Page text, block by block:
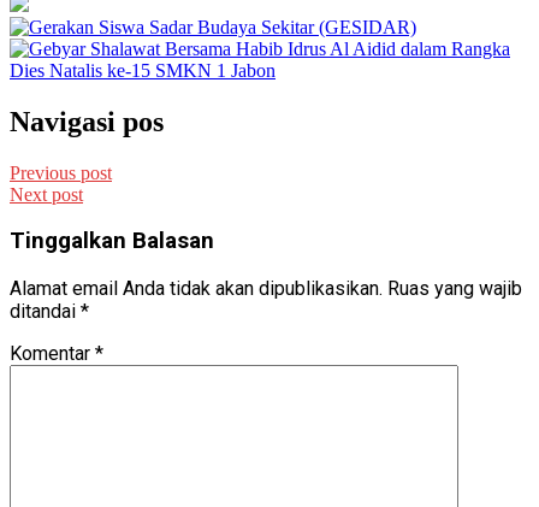
Navigasi pos
Previous post
Next post
Tinggalkan Balasan
Alamat email Anda tidak akan dipublikasikan. Ruas yang wajib
ditandai *
Komentar *